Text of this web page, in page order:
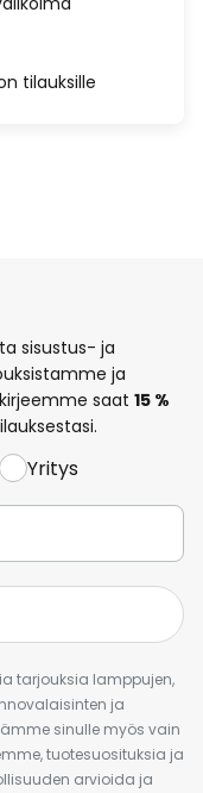
tilauksille
sisustus- ja
ja
saat 15 %
Yritys
tarjouksia lamppujen,
ja
sinulle myös vain
tuotesuosituksia ja
arvioida ja